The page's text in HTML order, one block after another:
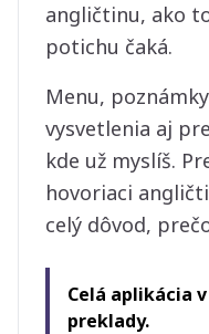
angličtinu, ako
potichu čaká.
Menu,
vysvetlenia aj
kde už myslíš.
hovoriaci
celý dôvod,
Celá aplikácia
preklady.